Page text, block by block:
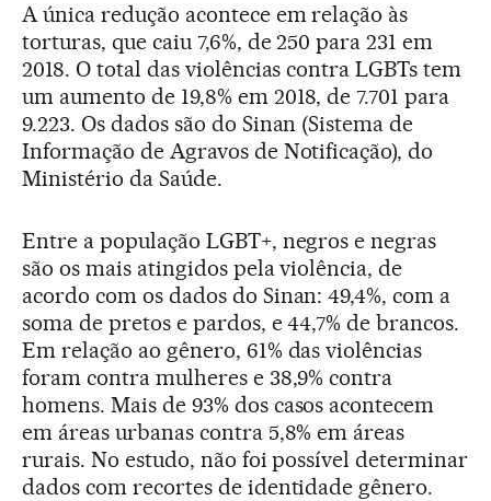
A única redução acontece em relação às
torturas, que caiu 7,6%, de 250 para 231 em
2018. O total das violências contra LGBTs tem
um aumento de 19,8% em 2018, de 7.701 para
9.223. Os dados são do Sinan (Sistema de
Informação de Agravos de Notificação), do
Ministério da Saúde.
Entre a população LGBT+, negros e negras
são os mais atingidos pela violência, de
acordo com os dados do Sinan: 49,4%, com a
soma de pretos e pardos, e 44,7% de brancos.
Em relação ao gênero, 61% das violências
foram contra mulheres e 38,9% contra
homens. Mais de 93% dos casos acontecem
em áreas urbanas contra 5,8% em áreas
rurais. No estudo, não foi possível determinar
dados com recortes de identidade gênero.